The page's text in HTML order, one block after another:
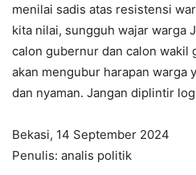
menilai sadis atas resistensi
kita nilai, sungguh wajar warga
calon gubernur dan calon wakil
akan mengubur harapan warga
dan nyaman. Jangan diplintir
Bekasi, 14 September 2024
Penulis: analis politik